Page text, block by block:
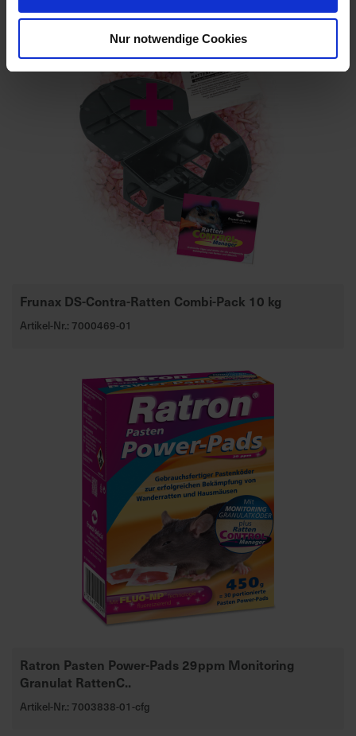
Nur notwendige Cookies
Frunax DS-Contra-Ratten Combi-Pack 10 kg
Artikel-Nr.: 7000469-01
Ratron Pasten Power-Pads 29ppm Monitoring
Granulat RattenC..
Artikel-Nr.: 7003838-01-cfg